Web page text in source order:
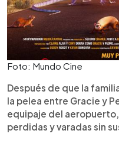
Foto: Mundo Cine
Después de que la
la pelea entre Gracie y
equipaje del
perdidas y varadas sin